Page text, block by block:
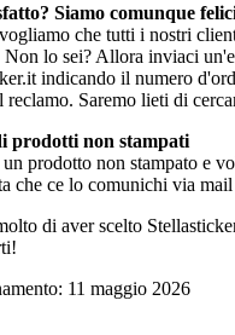
Siamo comunque
che tutti i nostri
Non lo sei? Allora inviaci
indicando il numero
reclamo. Saremo lieti di
prodotti non stampati
prodotto non stampato e
che ce lo comunichi via
di aver scelto
: 11 maggio 2026